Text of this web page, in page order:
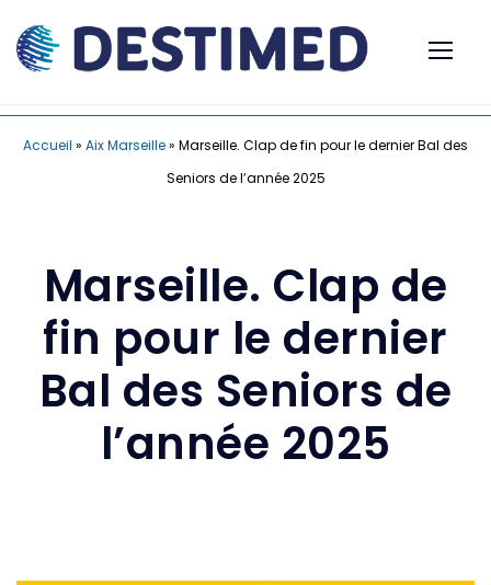
Accueil » Aix Marseille» Marseille. Clap de fin pour le dernier Bal des
Seniors de l’année 2025
Marseille. Clap de
fin pour le dernier
Bal des Seniors de
l’année 2025